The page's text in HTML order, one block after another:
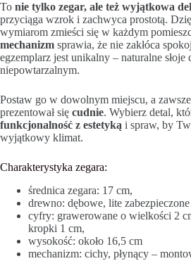
To nie tylko zegar, ale też wyjątkowa
przyciąga wzrok i zachwyca prostotą.
wymiarom zmieści się w każdym
mechanizm sprawia, że nie zakłóca
egzemplarz jest unikalny – naturalne słoje
niepowtarzalnym.
Postaw go w dowolnym miejscu, a
prezentował się cudnie. Wybierz detal,
funkcjonalność z estetyką i spraw, by
wyjątkowy klimat.
Charakterystyka zegara:
średnica zegara: 17 cm,
drewno: dębowe, lite
cyfry: grawerowane o wielkości 2
kropki 1 cm,
wysokość: około 16,5 cm
mechanizm: cichy, płynący –